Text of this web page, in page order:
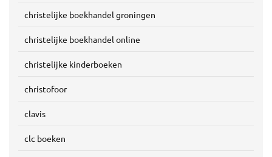
christelijke boekhandel groningen
christelijke boekhandel online
christelijke kinderboeken
christofoor
clavis
clc boeken